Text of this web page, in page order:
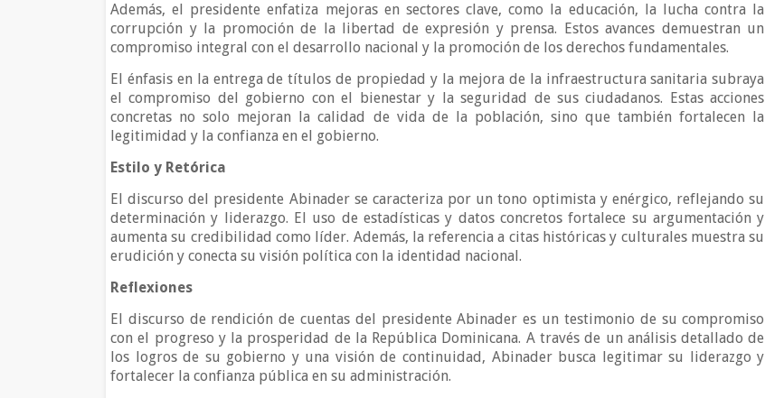
Además, el presidente enfatiza mejoras en sectores clave, como la educación, la lucha contra la
corrupción y la promoción de la libertad de expresión y prensa. Estos avances demuestran un
compromiso integral con el desarrollo nacional y la promoción de los derechos fundamentales.
El énfasis en la entrega de títulos de propiedad y la mejora de la infraestructura sanitaria subraya
el compromiso del gobierno con el bienestar y la seguridad de sus ciudadanos. Estas acciones
concretas no solo mejoran la calidad de vida de la población, sino que también fortalecen la
legitimidad y la confianza en el gobierno.
Estilo y Retórica
El discurso del presidente Abinader se caracteriza por un tono optimista y enérgico, reflejando su
determinación y liderazgo. El uso de estadísticas y datos concretos fortalece su argumentación y
aumenta su credibilidad como líder. Además, la referencia a citas históricas y culturales muestra su
erudición y conecta su visión política con la identidad nacional.
Reflexiones
El discurso de rendición de cuentas del presidente Abinader es un testimonio de su compromiso
con el progreso y la prosperidad de la República Dominicana. A través de un análisis detallado de
los logros de su gobierno y una visión de continuidad, Abinader busca legitimar su liderazgo y
fortalecer la confianza pública en su administración.